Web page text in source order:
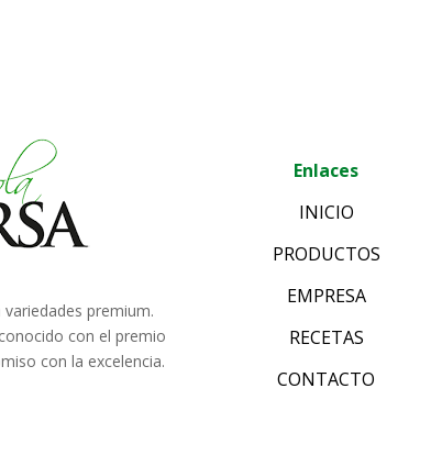
premium.
con el premio
con la excelencia.
Enlaces
INICIO
PRODUCTOS
EMPRESA
RECETAS
CONTACTO